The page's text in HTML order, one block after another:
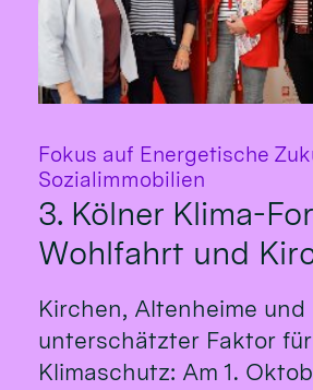
Fokus auf Energetische
Sozialimmobilien
3. Kölner Klima-
Wohlfahrt und
Kirchen, Altenheime und
unterschätzter Faktor
Klimaschutz: Am 1.